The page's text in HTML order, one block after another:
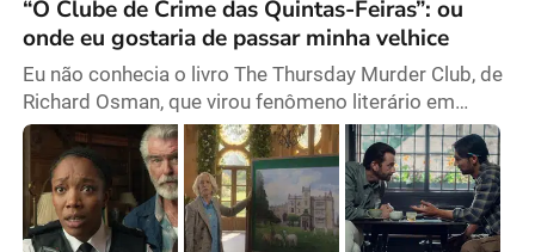
“O Clube de Crime das Quintas-Feiras”: ou
onde eu gostaria de passar minha velhice
Eu não conhecia o livro The Thursday Murder Club, de
Richard Osman, que virou fenômeno literário em
2020. Meu interesse pelo filme não nasceu dessa
origem editorial, mas sim de um detalhe simples: o
trailer apareceu para mim na Netflix com aquele aviso
de “em breve”. E ganhou força depois de assistir Terra
da Máfia. Afinal, ambos são protagonizados por Helen